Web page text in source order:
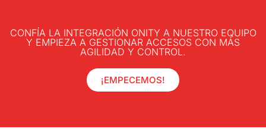
CONFÍA LA INTEGRACIÓN ONITY A NUESTRO EQUIPO
Y EMPIEZA A GESTIONAR ACCESOS CON MÁS
AGILIDAD Y CONTROL.
¡EMPECEMOS!